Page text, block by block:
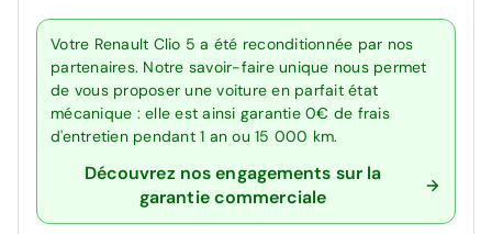
Votre Renault Clio 5 a été reconditionnée par nos
partenaires. Notre savoir-faire unique nous permet
de vous proposer une voiture en parfait état
mécanique : elle est ainsi garantie 0€ de frais
d'entretien pendant 1 an ou 15 000 km.
Découvrez nos engagements sur la
garantie commerciale